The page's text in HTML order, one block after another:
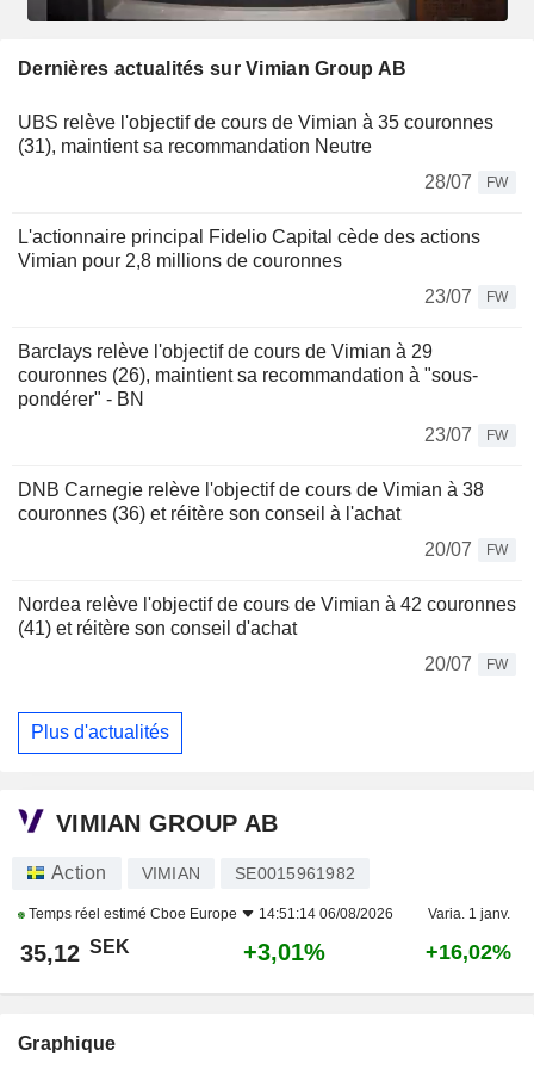
Dernières actualités sur Vimian Group AB
UBS relève l'objectif de cours de Vimian à 35 couronnes
(31), maintient sa recommandation Neutre
28/07
FW
L'actionnaire principal Fidelio Capital cède des actions
Vimian pour 2,8 millions de couronnes
23/07
FW
Barclays relève l'objectif de cours de Vimian à 29
couronnes (26), maintient sa recommandation à "sous-
pondérer" - BN
23/07
FW
DNB Carnegie relève l'objectif de cours de Vimian à 38
couronnes (36) et réitère son conseil à l'achat
20/07
FW
Nordea relève l'objectif de cours de Vimian à 42 couronnes
(41) et réitère son conseil d'achat
20/07
FW
Plus d'actualités
VIMIAN GROUP AB
Action VIMIAN SE0015961982
Temps réel estimé Cboe Europe 14:51:14 06/08/2026 Varia. 1 janv.
35,12 SEK +3,01% +16,02%
Graphique